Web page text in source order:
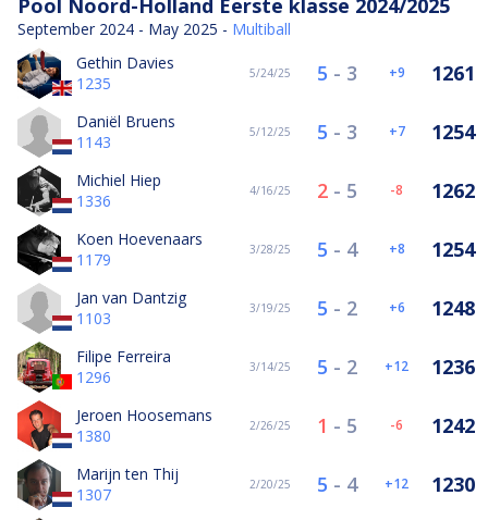
Pool Noord-Holland Eerste klasse 2024/2025
September 2024 - May 2025 - Multiball
Gethin Davies
1235
5/24/25 5 - 3 9 1261
Daniël Bruens
1143
5/12/25 5 - 3 7 1254
Michiel Hiep
1336
4/16/25 2 - 5 -8 1262
Koen Hoevenaars
1179
3/28/25 5 - 4 8 1254
Jan van Dantzig
1103
3/19/25 5 - 2 6 1248
Filipe Ferreira
1296
3/14/25 5 - 2 12 1236
Jeroen Hoosemans
1380
2/26/25 1 - 5 -6 1242
Marijn ten Thij
1307
2/20/25 5 - 4 12 1230